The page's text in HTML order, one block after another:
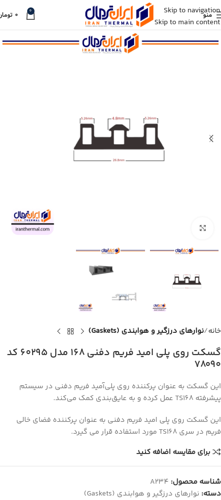
Skip to navigation
Skip to main content
منو 0 ۰
خانه نوارهای درزگیر و هوابندی (Gaskets)
گسکت روی پلی امید فریم دفنی ۱۶۸ مدل ۶۰۲۹۵ کد
۷۸۰۹۰
این گسکت به عنوان پرکننده روی پلی‌آمید فریم دفنی در سیستم
پیشرفته TS168 عمل کرده و به عایق‌بندی کمک می‌کند.
این گسکت روی پلی امید فریم دفنی به عنوان پرکننده فضای خالی
فریم در سری TS168 مورد استفاده قرار می گیرد.
برای مقایسه اضافه کنید
شناسه محصول: A234
دسته: نوارهای درزگیر و هوابندی (Gaskets)